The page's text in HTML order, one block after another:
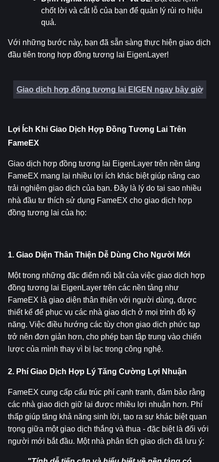
chốt lời và cắt lỗ của bạn để quản lý rủi ro hiệu
quả.
Với những bước này, bạn đã sẵn sàng thực hiện giao dịch
đầu tiên trong hợp đồng tương lai EigenLayer!
Giao dịch hợp đồng tương lai EIGEN ngay bây giờ
Lợi Ích Khi Giao Dịch Hợp Đồng Tương Lai Trên
FameEX
Giao dịch hợp đồng tương lai EigenLayer trên nền tảng
FameEX mang lại nhiều lợi ích khác biệt giúp nâng cao
trải nghiệm giao dịch của bạn. Đây là lý do tại sao nhiều
nhà đầu tư thích sử dụng FameEX cho giao dịch hợp
đồng tương lai của họ:
1. Giao Diện Thân Thiện Dễ Dùng Cho Người Mới
Một trong những đặc điểm nổi bật của việc giao dịch hợp
đồng tương lai EigenLayer trên các nền tảng như
FameEX là giao diện thân thiện với người dùng, được
thiết kế để phục vụ các nhà giao dịch ở mọi trình độ kỹ
năng. Việc điều hướng các tùy chọn giao dịch phức tạp
trở nên đơn giản hơn, cho phép bạn tập trung vào chiến
lược của mình thay vì bị lạc trong công nghệ.
2. Phí Giao Dịch Hợp Lý Tăng Cường Lợi Nhuận
FameEX cung cấp cấu trúc phí cạnh tranh, đảm bảo rằng
các nhà giao dịch giữ lại được nhiều lợi nhuận hơn. Phí
thấp giúp tăng khả năng sinh lời, tạo ra sự khác biệt quan
trọng giữa một giao dịch thắng và thua - đặc biệt là đối với
người mới bắt đầu. Một nhà phân tích giao dịch đã lưu ý: